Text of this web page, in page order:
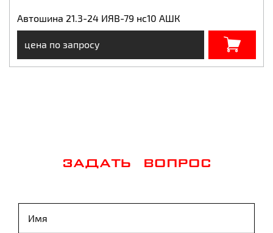
Автошина 21.3-24 ИЯВ-79 нс10 АШК
цена по запросу
ЗАДАТЬ ВОПРОС